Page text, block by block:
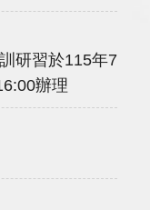
研習於115年7
辦理